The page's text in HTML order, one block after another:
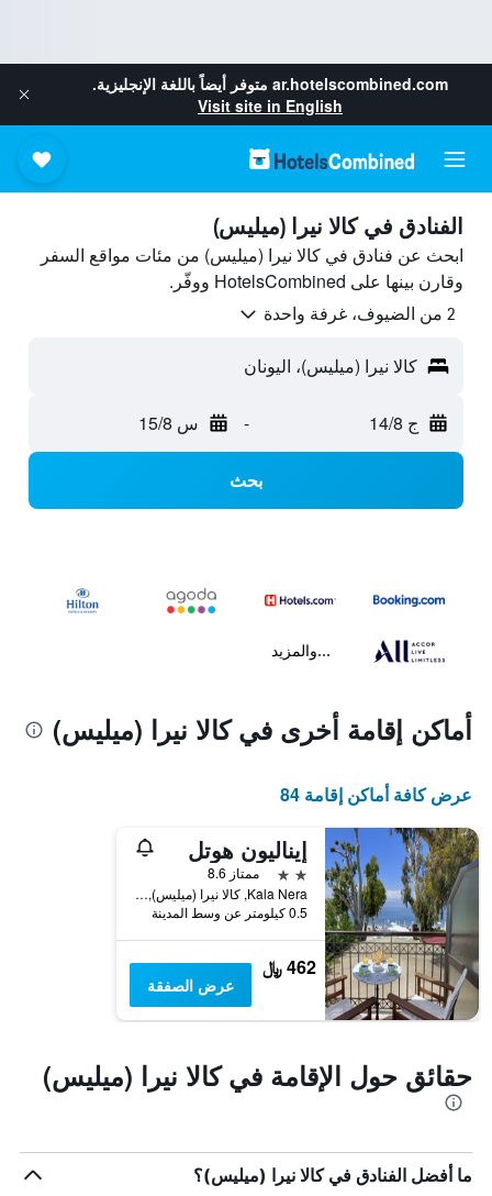
ar.hotelscombined.com متوفر أيضاً باللغة الإنجليزية.
Visit site in English
الفنادق في كالا نيرا (ميليس)
ابحث عن فنادق في كالا نيرا (ميليس) من مئات مواقع السفر
وقارن بينها على HotelsCombined ووفّر.
2 من الضيوف، غرفة واحدة
كالا نيرا (ميليس)، اليونان
ج 14/8 - س 15/8
بحث
...والمزيد
أماكن إقامة أخرى في كالا نيرا (ميليس)
عرض كافة أماكن إقامة 84
إيناليون هوتل
2 نجمتين
ممتاز 8.6
Kala Nera, كالا نيرا (ميليس), اليونان
0.5 كيلومتر عن وسط المدينة
462 ﷼
عرض الصفقة
حقائق حول الإقامة في كالا نيرا (ميليس)
ما أفضل الفنادق في كالا نيرا (ميليس)؟